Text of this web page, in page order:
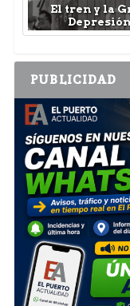
El tren y la
Depresión
PUBLICIDAD